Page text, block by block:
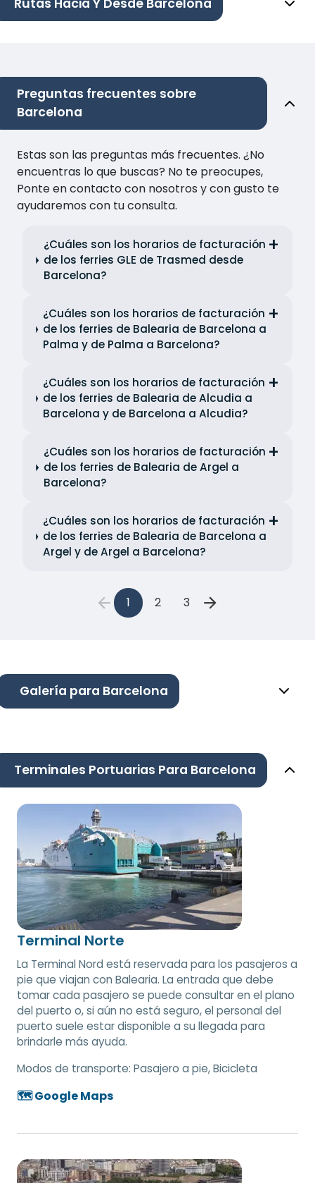
Rutas Hacia Y Desde Barcelona
Preguntas frecuentes sobre
Barcelona
Estas son las preguntas más frecuentes. ¿No
encuentras lo que buscas? No te preocupes,
Ponte en contacto con nosotros y con gusto te
ayudaremos con tu consulta.
¿Cuáles son los horarios de facturación
de los ferries GLE de Trasmed desde
Barcelona?
¿Cuáles son los horarios de facturación
de los ferries de Balearia de Barcelona a
Palma y de Palma a Barcelona?
¿Cuáles son los horarios de facturación
de los ferries de Balearia de Alcudia a
Barcelona y de Barcelona a Alcudia?
¿Cuáles son los horarios de facturación
de los ferries de Balearia de Argel a
Barcelona?
¿Cuáles son los horarios de facturación
de los ferries de Balearia de Barcelona a
Argel y de Argel a Barcelona?
1 2 3
Galería para Barcelona
Terminales Portuarias Para Barcelona
Terminal Norte
La Terminal Nord está reservada para los pasajeros a
pie que viajan con Balearia. La entrada que debe
tomar cada pasajero se puede consultar en el plano
del puerto o, si aún no está seguro, el personal del
puerto suele estar disponible a su llegada para
brindarle más ayuda.
Modos de transporte: Pasajero a pie, Bicicleta
🗺️ Google Maps